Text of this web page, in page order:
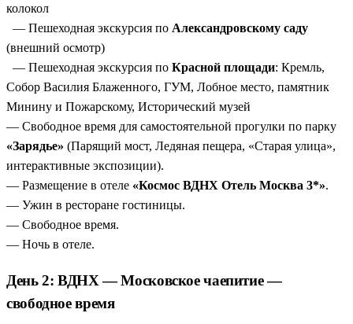
колокол
— Пешеходная экскурсия по Александровскому саду
(внешний осмотр)
— Пешеходная экскурсия по Красной площади: Кремль,
Собор Василия Блаженного, ГУМ, Лобное место, памятник
Минину и Пожарскому, Исторический музей
— Свободное время для самостоятельной прогулки по парку
«Зарядье» (Парящий мост, Ледяная пещера, «Старая улица»,
интерактивные экспозиции).
— Размещение в отеле «Космос ВДНХ Отель Москва 3*».
— Ужин в ресторане гостиницы.
— Свободное время.
— Ночь в отеле.
День 2: ВДНХ — Московское чаепитие —
свободное время